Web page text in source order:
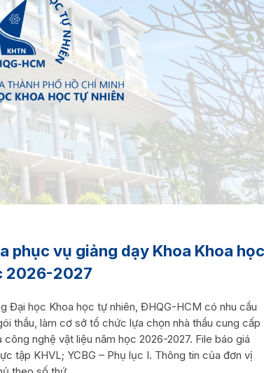
phục vụ giảng dạy Khoa Khoa học
2026-2027
Đại học Khoa học tự nhiên, ĐHQG-HCM có nhu cầu
thầu, làm cơ sở tổ chức lựa chọn nhà thầu cung cấp
nghệ vật liệu năm học 2026-2027. File báo giá
tập KHVL; YCBG – Phụ lục I. Thông tin của đơn vị